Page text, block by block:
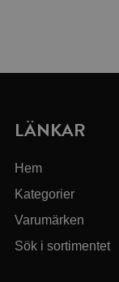
LÄNKAR
Hem
Kategorier
Varumärken
Sök i sortimentet